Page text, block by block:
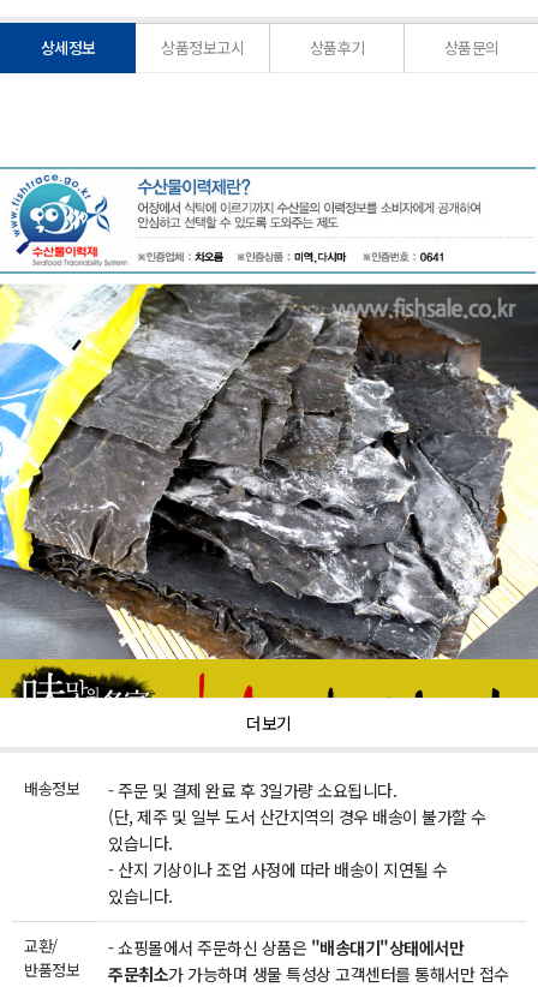
상세정보 상품정보고시 상품후기 상품문의
더보기
배송정보
- 주문 및 결제 완료 후 3일가량 소요됩니다.
(단, 제주 및 일부 도서 산간지역의 경우 배송이 불가할 수
있습니다.
- 산지 기상이나 조업 사정에 따라 배송이 지연될 수
있습니다.
교환/
반품정보
- 쇼핑몰에서 주문하신 상품은 "배송대기"상태에서만
주문취소가 가능하며 생물 특성상 고객센터를 통해서만 접수